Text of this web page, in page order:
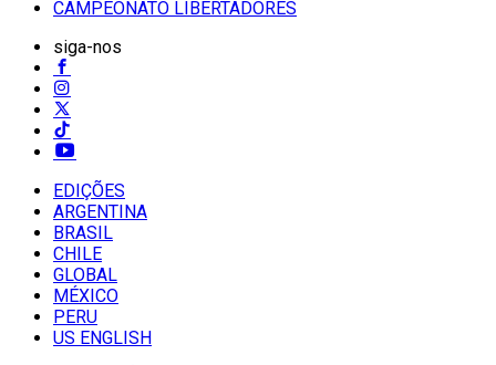
CAMPEONATO LIBERTADORES
siga-nos
EDIÇÕES
ARGENTINA
BRASIL
CHILE
GLOBAL
MÉXICO
PERU
US ENGLISH